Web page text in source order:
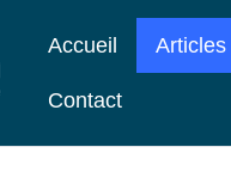
Accueil Articles
Contact